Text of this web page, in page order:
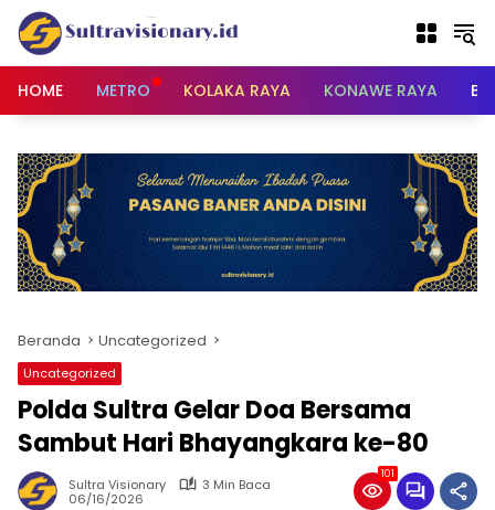
Langsung
konten
HOME
METRO KOLAKA RAYA KONAWE RAYA
Beranda Uncategorized
Uncategorized
Polda Sultra Gelar Doa Bersama
Sambut Hari Bhayangkara ke-80
Sultra Visionary
3 Min Baca
06/16/2026
101